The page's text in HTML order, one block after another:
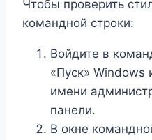
Чтобы проверить
командной строки:
Войдите в
«Пуск» Windows
имени
панели.
В окне